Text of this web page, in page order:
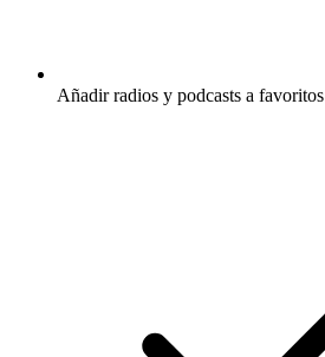
Añadir radios y podcasts a favoritos